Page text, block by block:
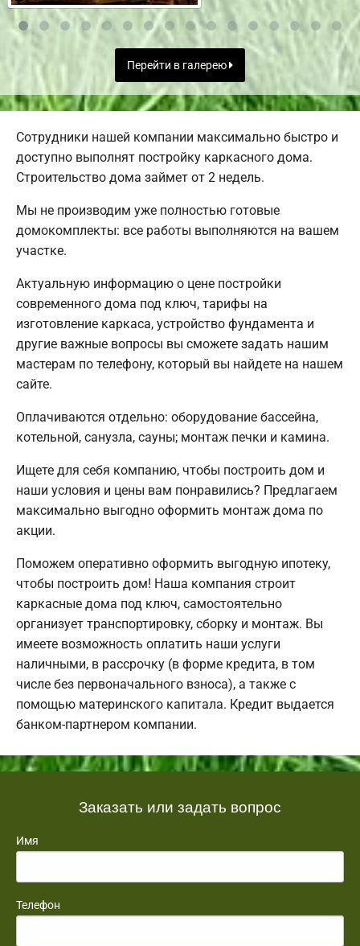
Перейти в галерею
Сотрудники нашей компании максимально быстро и
доступно выполнят постройку каркасного дома.
Строительство дома займет от 2 недель.
Мы не производим уже полностью готовые
домокомплекты: все работы выполняются на вашем
участке.
Актуальную информацию о цене постройки
современного дома под ключ, тарифы на
изготовление каркаса, устройство фундамента и
другие важные вопросы вы сможете задать нашим
мастерам по телефону, который вы найдете на нашем
сайте.
Оплачиваются отдельно: оборудование бассейна,
котельной, санузла, сауны; монтаж печки и камина.
Ищете для себя компанию, чтобы построить дом и
наши условия и цены вам понравились? Предлагаем
максимально выгодно оформить монтаж дома по
акции.
Поможем оперативно оформить выгодную ипотеку,
чтобы построить дом! Наша компания строит
каркасные дома под ключ, самостоятельно
организует транспортировку, сборку и монтаж. Вы
имеете возможность оплатить наши услуги
наличными, в рассрочку (в форме кредита, в том
числе без первоначального взноса), а также с
помощью материнского капитала. Кредит выдается
банком-партнером компании.
Заказать или задать вопрос
Имя
Телефон